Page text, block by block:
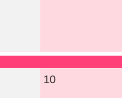
10